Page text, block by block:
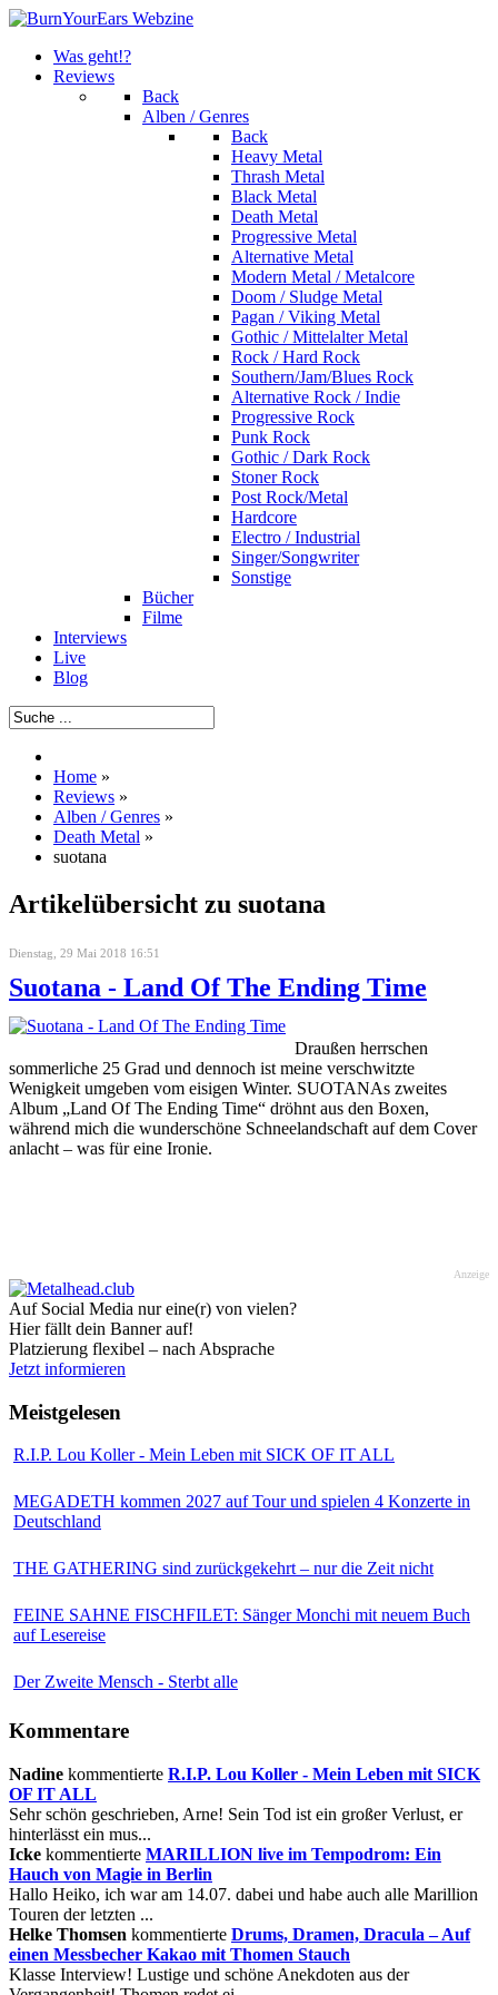
Was geht!?
Reviews
Back
Alben / Genres
Back
Heavy Metal
Thrash Metal
Black Metal
Death Metal
Progressive Metal
Alternative Metal
Modern Metal / Metalcore
Doom / Sludge Metal
Pagan / Viking Metal
Gothic / Mittelalter Metal
Rock / Hard Rock
Southern/Jam/Blues Rock
Alternative Rock / Indie
Progressive Rock
Punk Rock
Gothic / Dark Rock
Stoner Rock
Post Rock/Metal
Hardcore
Electro / Industrial
Singer/Songwriter
Sonstige
Bücher
Filme
Interviews
Live
Blog
Home »
Reviews »
Alben / Genres »
Death Metal »
suotana
Artikelübersicht zu suotana
Dienstag, 29 Mai 2018 16:51
Suotana - Land Of The Ending Time
Draußen herrschen
sommerliche 25 Grad und dennoch ist meine verschwitzte
Wenigkeit umgeben vom eisigen Winter. SUOTANAs zweites
Album „Land Of The Ending Time“ dröhnt aus den Boxen,
während mich die wunderschöne Schneelandschaft auf dem Cover
anlacht – was für eine Ironie.
Anzeige
Auf Social Media nur eine(r) von vielen?
Hier fällt dein Banner auf!
Platzierung flexibel – nach Absprache
Jetzt informieren
Meistgelesen
R.I.P. Lou Koller - Mein Leben mit SICK OF IT ALL
MEGADETH kommen 2027 auf Tour und spielen 4 Konzerte in
Deutschland
THE GATHERING sind zurückgekehrt – nur die Zeit nicht
FEINE SAHNE FISCHFILET: Sänger Monchi mit neuem Buch
auf Lesereise
Der Zweite Mensch - Sterbt alle
Kommentare
Nadine kommentierte R.I.P. Lou Koller - Mein Leben mit SICK
OF IT ALL
Sehr schön geschrieben, Arne! Sein Tod ist ein großer Verlust, er
hinterlässt ein mus...
Icke kommentierte MARILLION live im Tempodrom: Ein
Hauch von Magie in Berlin
Hallo Heiko, ich war am 14.07. dabei und habe auch alle Marillion
Touren der letzten ...
Helke Thomsen kommentierte Drums, Dramen, Dracula – Auf
einen Messbecher Kakao mit Thomen Stauch
Klasse Interview! Lustige und schöne Anekdoten aus der